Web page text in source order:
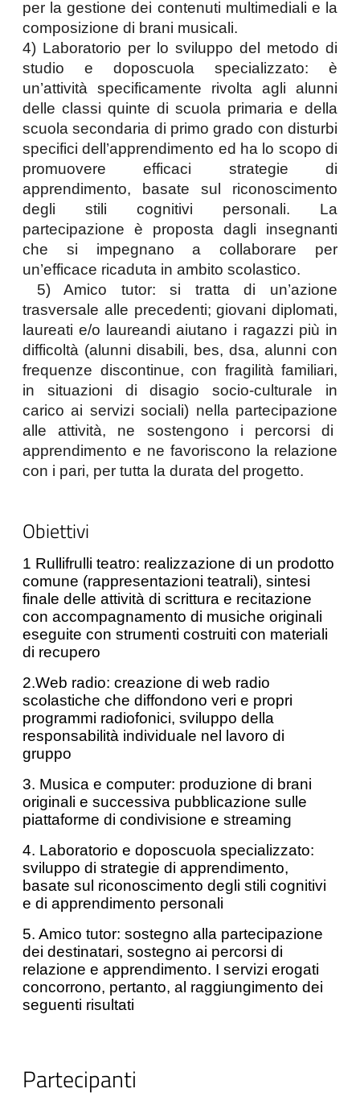
per la gestione dei contenuti multimediali e la
composizione di brani musicali.
4) Laboratorio per lo sviluppo del metodo di
studio e doposcuola specializzato: è
un’attività specificamente rivolta agli alunni
delle classi quinte di scuola primaria e della
scuola secondaria di primo grado con disturbi
specifici dell’apprendimento ed ha lo scopo di
promuovere efficaci strategie di
apprendimento, basate sul riconoscimento
degli stili cognitivi personali. La
partecipazione è proposta dagli insegnanti
che si impegnano a collaborare per
un’efficace ricaduta in ambito scolastico.
5) Amico tutor: si tratta di un’azione
trasversale alle precedenti; giovani diplomati,
laureati e/o laureandi aiutano i ragazzi più in
difficoltà (alunni disabili, bes, dsa, alunni con
frequenze discontinue, con fragilità familiari,
in situazioni di disagio socio-culturale in
carico ai servizi sociali) nella partecipazione
alle attività, ne sostengono i percorsi di
apprendimento e ne favoriscono la relazione
con i pari, per tutta la durata del progetto.
Obiettivi
1 Rullifrulli teatro: realizzazione di un prodotto
comune (rappresentazioni teatrali), sintesi
finale delle attività di scrittura e recitazione
con accompagnamento di musiche originali
eseguite con strumenti costruiti con materiali
di recupero
2.Web radio: creazione di web radio
scolastiche che diffondono veri e propri
programmi radiofonici, sviluppo della
responsabilità individuale nel lavoro di
gruppo
3. Musica e computer: produzione di brani
originali e successiva pubblicazione sulle
piattaforme di condivisione e streaming
4. Laboratorio e doposcuola specializzato:
sviluppo di strategie di apprendimento,
basate sul riconoscimento degli stili cognitivi
e di apprendimento personali
5. Amico tutor: sostegno alla partecipazione
dei destinatari, sostegno ai percorsi di
relazione e apprendimento. I servizi erogati
concorrono, pertanto, al raggiungimento dei
seguenti risultati
Partecipanti